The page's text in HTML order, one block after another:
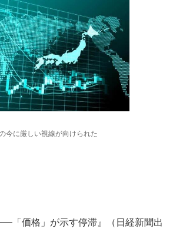
今に厳しい視線が向けられた
「価格」が示す停滞』（日経新聞出